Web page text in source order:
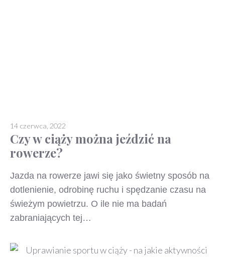
Czy w ciąży można jeździć na
rowerze?
14 czerwca, 2022
Jazda na rowerze jawi się jako świetny sposób na
dotlenienie, odrobinę ruchu i spędzanie czasu na
świeżym powietrzu. O ile nie ma badań
zabraniających tej…